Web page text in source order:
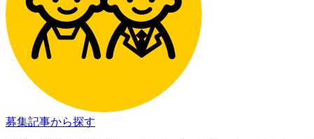
募集記事から探す